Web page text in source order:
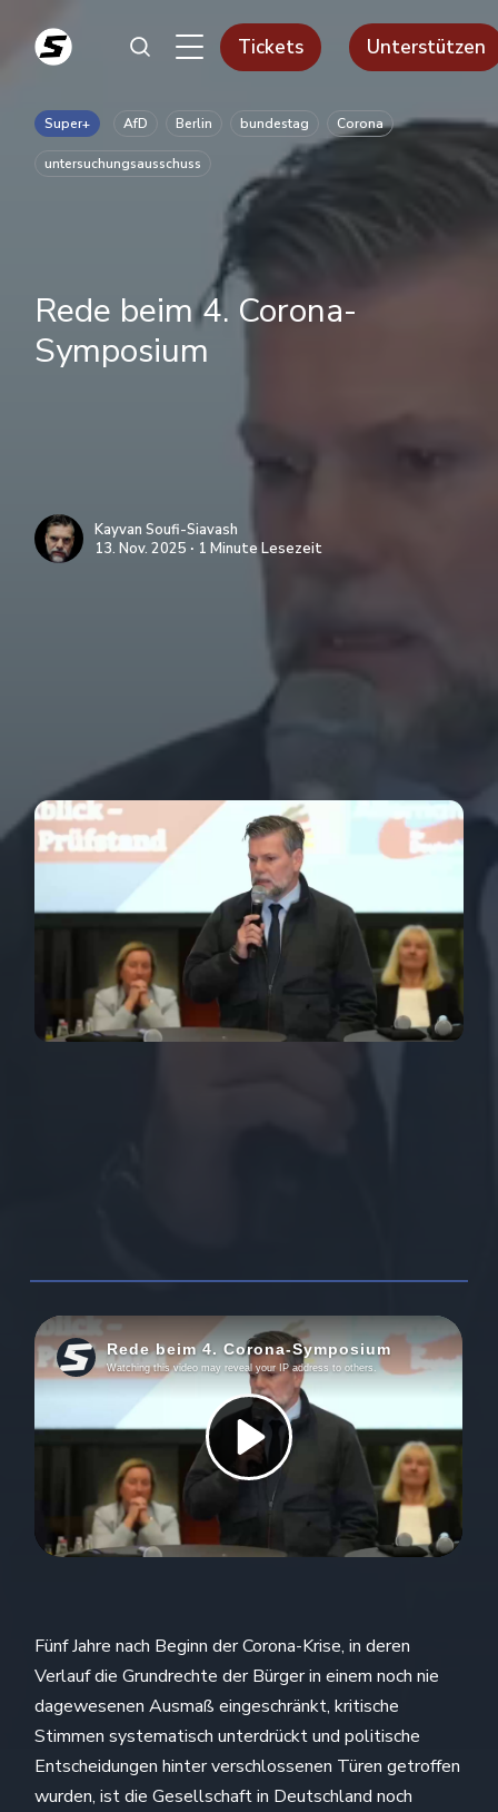
Tickets Unterstützen
Super+ AfD Berlin bundestag Corona
untersuchungsausschuss
Rede beim 4. Corona-
Symposium
Kayvan Soufi-Siavash
13. Nov. 2025 ∙ 1 Minute Lesezeit
Fünf Jahre nach Beginn der Corona-Krise, in deren
Verlauf die Grundrechte der Bürger in einem noch nie
dagewesenen Ausmaß eingeschränkt, kritische
Stimmen systematisch unterdrückt und politische
Entscheidungen hinter verschlossenen Türen getroffen
wurden, ist die Gesellschaft in Deutschland noch